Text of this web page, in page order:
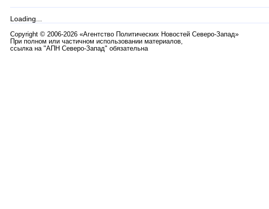
Loading...
Copyright © 2006-2026 «Агентство Политических Новостей Северо-Запад»
При полном или частичном использовании материалов,
ссылка на "АПН Северо-Запад" обязательна